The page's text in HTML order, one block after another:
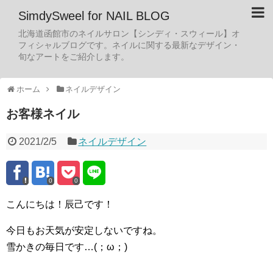
SimdySweel for NAIL BLOG
北海道函館市のネイルサロン【シンディ・スウィール】オ
フィシャルブログです。ネイルに関する最新なデザイン・
旬なアートをご紹介します。
ホーム ネイルデザイン
お客様ネイル
2021/2/5 ネイルデザイン
0 0
こんにちは！辰己です！
今日もお天気が安定しないですね。
雪かきの毎日です…(；ω；)